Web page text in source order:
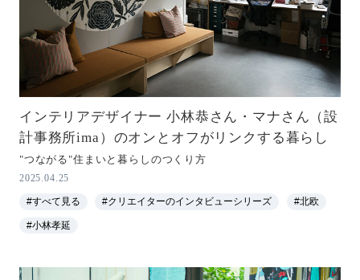
インテリアデザイナー 小林恭さん・マナさん（設
計事務所ima）のオンとオフがリンクする暮らし
"つながる"住まいと暮らしのつくり方
2025.04.25
#すべて見る #クリエイターのインタビューシリーズ #北欧
#小林孝延